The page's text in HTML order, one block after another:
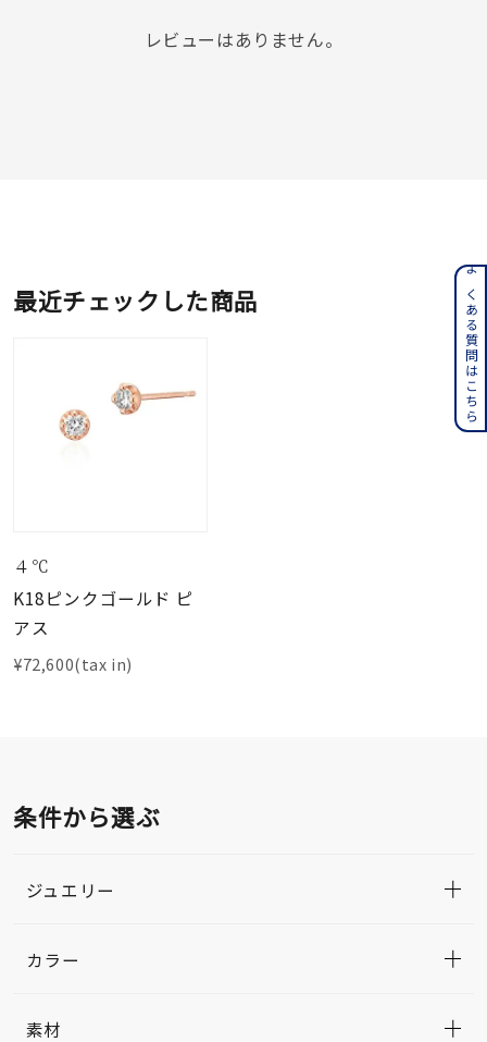
レビューはありません。
最近チェックした商品
４℃
K18ピンクゴールド ピ
アス
¥72,600(tax in)
条件から選ぶ
ジュエリー
カラー
素材
よくある質問はこちら